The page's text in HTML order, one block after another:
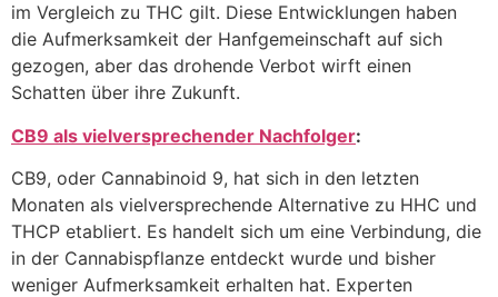
im Vergleich zu THC gilt. Diese Entwicklungen haben
die Aufmerksamkeit der Hanfgemeinschaft auf sich
gezogen, aber das drohende Verbot wirft einen
Schatten über ihre Zukunft.
CB9 als vielversprechender Nachfolger:
CB9, oder Cannabinoid 9, hat sich in den letzten
Monaten als vielversprechende Alternative zu HHC und
THCP etabliert. Es handelt sich um eine Verbindung, die
in der Cannabispflanze entdeckt wurde und bisher
weniger Aufmerksamkeit erhalten hat. Experten